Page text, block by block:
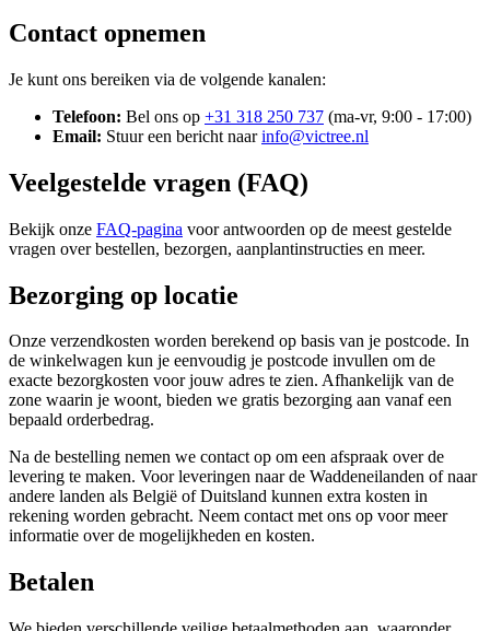
Contact opnemen
Je kunt ons bereiken via de volgende kanalen:
Telefoon: Bel ons op +31 318 250 737 (ma-vr, 9:00 - 17:00)
Email: Stuur een bericht naarinfo@victree.nl
Veelgestelde vragen (FAQ)
Bekijk onze FAQ-pagina voor antwoorden op de meest gestelde
vragen over bestellen, bezorgen, aanplantinstructies en meer.
Bezorging op locatie
Onze verzendkosten worden berekend op basis van je postcode. In
de winkelwagen kun je eenvoudig je postcode invullen om de
exacte bezorgkosten voor jouw adres te zien. Afhankelijk van de
zone waarin je woont, bieden we gratis bezorging aan vanaf een
bepaald orderbedrag.
Na de bestelling nemen we contact op om een afspraak over de
levering te maken. Voor leveringen naar de Waddeneilanden of naar
andere landen als België of Duitsland kunnen extra kosten in
rekening worden gebracht. Neem contact met ons op voor meer
informatie over de mogelijkheden en kosten.
Betalen